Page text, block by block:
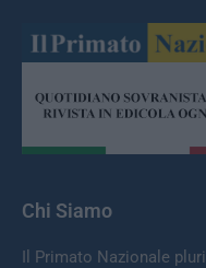
Chi Siamo
Il Primato Nazionale